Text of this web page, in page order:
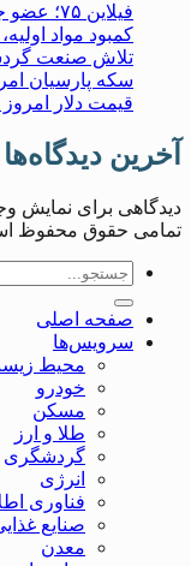
فیلاین ۷۵؛ عضو جدید خانواده شایر رونمایی شد
کمبود مواد
تلاش صنعت
سکه پارسیان امروز
قیمت دلار امروز
آخرین دیدگاه‌ها
دیدگاهی برای نمایش
تمامی حقوق محفوظ
صفحه اصلی
سرویس‌ها
محیط
خودرو
مسکن
طلا و ارز
گردشگری
انرژی
فناوری
صنایع
معدن